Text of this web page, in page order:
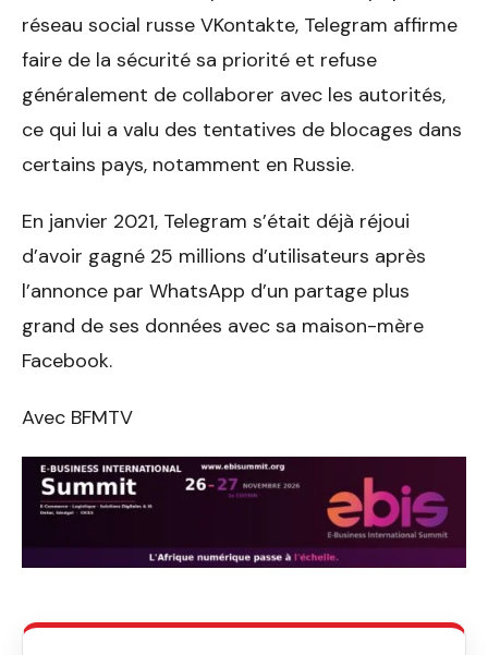
réseau social russe VKontakte, Telegram affirme
faire de la sécurité sa priorité et refuse
généralement de collaborer avec les autorités,
ce qui lui a valu des tentatives de blocages dans
certains pays, notamment en Russie.
En janvier 2021, Telegram s’était déjà réjoui
d’avoir gagné 25 millions d’utilisateurs après
l’annonce par WhatsApp d’un partage plus
grand de ses données avec sa maison-mère
Facebook.
Avec BFMTV